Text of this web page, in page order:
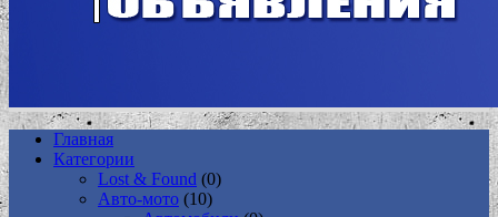
Главная
Категории
Lost & Found (0)
Авто-мото (10)